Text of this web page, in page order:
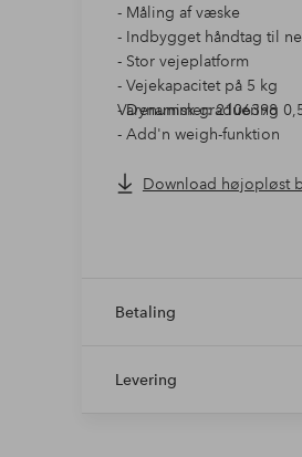
- Måling af væske
- Indbygget håndtag til
- Stor vejeplatform
- Vejekapacitet på 5 kg
- Dynamisk graduering
- Add'n weigh-funktion
- Integreret håndtag
Varenummer: 2106398
Download højopløst
Betaling
Levering